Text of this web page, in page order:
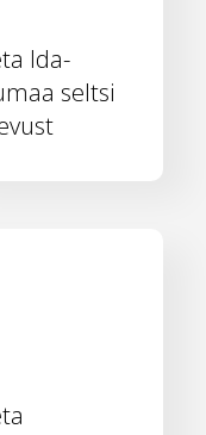
Ida-
seltsi